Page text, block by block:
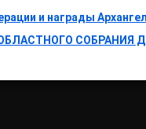
и награды
СОБРАНИЯ